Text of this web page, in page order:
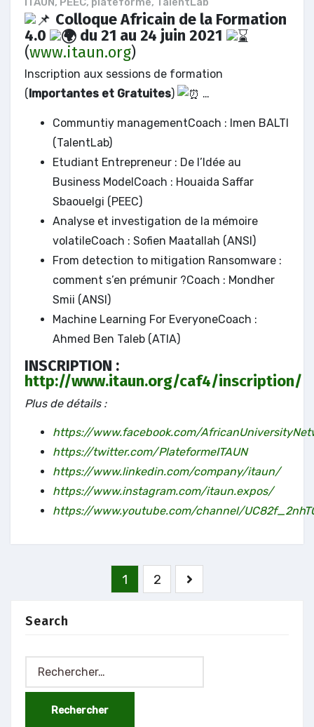
Colloque Africain de la Formation
4.0
du 21 au 24 juin 2021
(www.itaun.org)
Inscription aux sessions de formation
(Importantes et Gratuites) …
Communtiy managementCoach : Imen BALTI
(TalentLab)
Etudiant Entrepreneur : De l’Idée au
Business ModelCoach : Houaida Saffar
Sbaouelgi (PEEC)
Analyse et investigation de la mémoire
volatileCoach : Sofien Maatallah (ANSI)
From detection to mitigation Ransomware :
comment s’en prémunir ?Coach : Mondher
Smii (ANSI)
Machine Learning For EveryoneCoach :
Ahmed Ben Taleb (ATIA)
INSCRIPTION :
http://www.itaun.org/caf4/inscription/
Plus de détails :
https://www.facebook.com/
https://twitter.com/PlateformeITAUN
https://www.linkedin.com/company/itaun/
https://www.instagram.com/itaun.expos/
https://www.youtube.com/channel/
Pagination
des
1 2
Search
Rechercher :